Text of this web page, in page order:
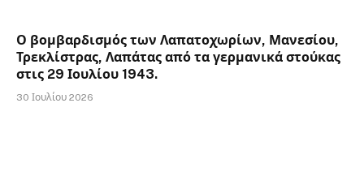
Ο βομβαρδισμός των Λαπατοχωρίων, Μανεσίου,
Τρεκλίστρας, Λαπάτας από τα γερμανικά στούκας
στις 29 Ιουλίου 1943.
30 Ιουλίου 2026